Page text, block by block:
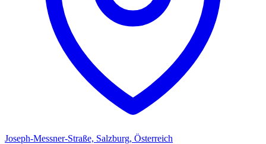
Joseph-Messner-Straße, Salzburg, Österreich